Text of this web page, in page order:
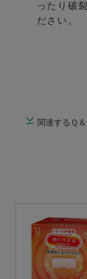
ったり破
ださい。
関連するＱ＆